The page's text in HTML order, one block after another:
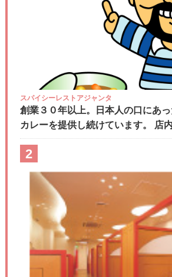
スパイシーレストアジャンタ
創業３０年以上。日本人の口にあ
カレーを提供し続けています。 店
2